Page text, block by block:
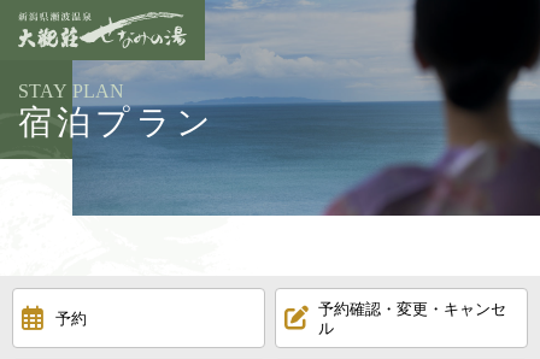
STAY PLAN
宿泊プラン
予約
予約確認・変更・キャンセ
ル